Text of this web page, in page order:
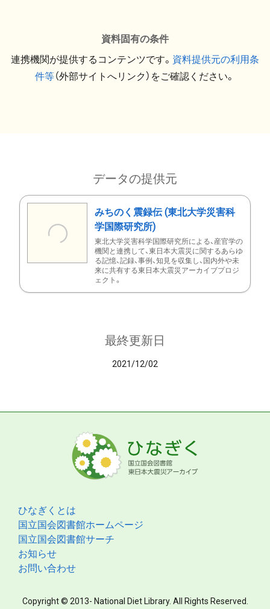
資料固有の条件
連携機関が提供するコンテンツです。 資料提供元の利用条
件等（外部サイトへリンク）をご確認ください。
データの提供元
みちのく震録伝 (東北大学災害科
学国際研究所)
東北大学災害科学国際研究所による、産官学の
機関と連携して、東日本大震災に関するあらゆ
る記憶、記録、事例、知見を収集し、国内外や未
来に共有する東日本大震災アーカイブプロジ
ェクト。
最終更新日
2021/12/02
ひなぎくとは
国立国会図書館ホームページ
国立国会図書館サーチ
お知らせ
お問い合わせ
Copyright © 2013- National Diet Library. All Rights Reserved.